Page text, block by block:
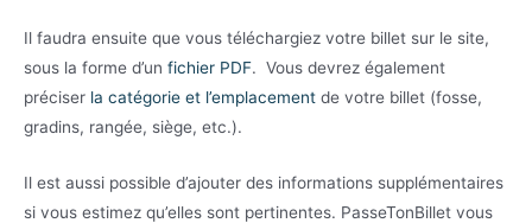
Il faudra ensuite que vous téléchargiez votre billet sur le site,
sous la forme d’un fichier PDF. Vous devrez également
préciser la catégorie et l’emplacement de votre billet (fosse,
gradins, rangée, siège, etc.).
Il est aussi possible d’ajouter des informations supplémentaires
si vous estimez qu’elles sont pertinentes. PasseTonBillet vous